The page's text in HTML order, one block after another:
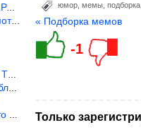
к юмор мемы подборка
« Подборка мемов
-1
Только